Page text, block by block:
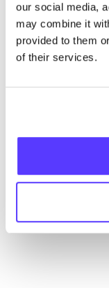
our social media,
may combine it
provided to them
of their services.